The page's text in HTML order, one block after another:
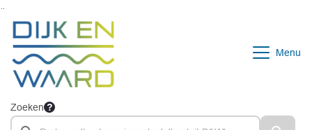
Menu
Zoeken